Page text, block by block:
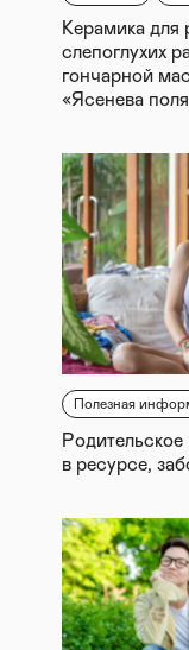
Керамика для
слепоглухих
гончарной
«Ясенева
Полезная
Родительское
в ресурсе,